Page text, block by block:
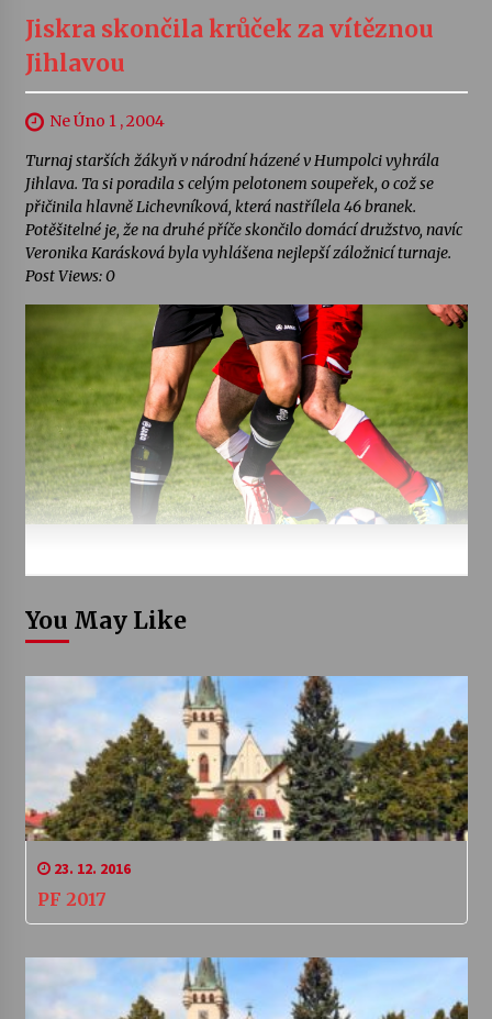
Jiskra skončila krůček za vítěznou
Jihlavou
Ne Úno 1 , 2004
Turnaj starších žákyň v národní házené v Humpolci vyhrála
Jihlava. Ta si poradila s celým pelotonem soupeřek, o což se
přičinila hlavně Lichevníková, která nastřílela 46 branek.
Potěšitelné je, že na druhé příče skončilo domácí družstvo, navíc
Veronika Karásková byla vyhlášena nejlepší záložnicí turnaje.
Post Views: 0
You May Like
23. 12. 2016
PF 2017